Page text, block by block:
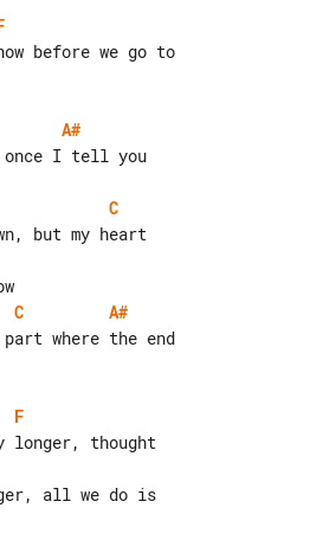
A#
once I tell you
C
C
A#
where the end
F